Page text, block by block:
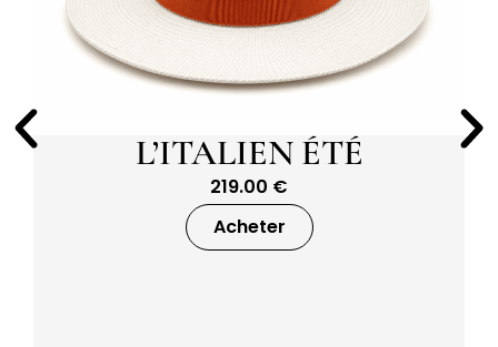
L’ITALIEN ÉTÉ
219.00 €
Acheter